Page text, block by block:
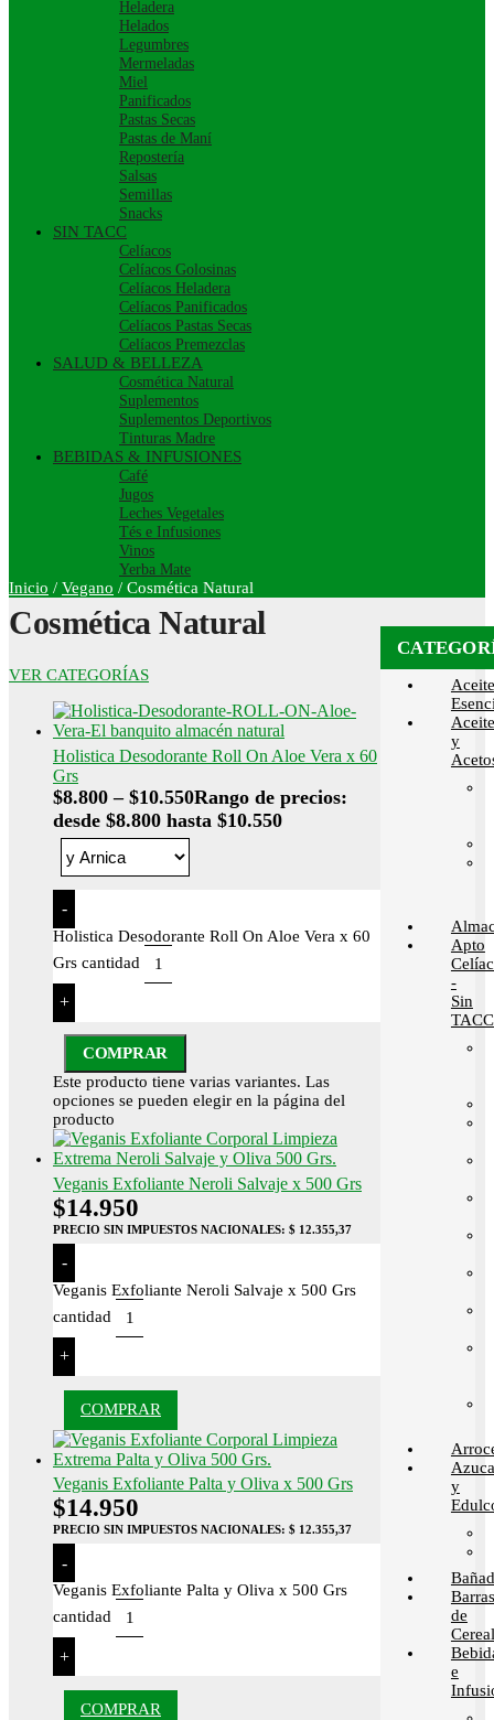
Heladera
Helados
Legumbres
Mermeladas
Miel
Panificados
Pastas Secas
Pastas de Maní
Repostería
Salsas
Semillas
Snacks
SIN TACC
Celíacos
Celíacos Golosinas
Celíacos Heladera
Celíacos Panificados
Celíacos Pastas Secas
Celíacos Premezclas
SALUD & BELLEZA
Cosmética Natural
Suplementos
Suplementos Deportivos
Tinturas Madre
BEBIDAS & INFUSIONES
Café
Jugos
Leches Vegetales
Tés e Infusiones
Vinos
Yerba Mate
Inicio / Vegano / Cosmética Natural
Cosmética Natural
VER CATEGORÍAS
Holistica Desodorante Roll On Aloe Vera x 60
Grs
$8.800 – $10.550Rango de precios:
desde $8.800 hasta $10.550
-
Holistica Desodorante Roll On Aloe Vera x 60
Grs cantidad
+
COMPRAR
Este producto tiene varias variantes. Las
opciones se pueden elegir en la página del
producto
Veganis Exfoliante Neroli Salvaje x 500 Grs
$14.950
PRECIO SIN IMPUESTOS NACIONALES: $ 12.355,37
-
Veganis Exfoliante Neroli Salvaje x 500 Grs
cantidad
+
COMPRAR
Veganis Exfoliante Palta y Oliva x 500 Grs
$14.950
PRECIO SIN IMPUESTOS NACIONALES: $ 12.355,37
-
Veganis Exfoliante Palta y Oliva x 500 Grs
cantidad
+
COMPRAR
y
Apto
-
Sin
TACC
y
Barras
de
e